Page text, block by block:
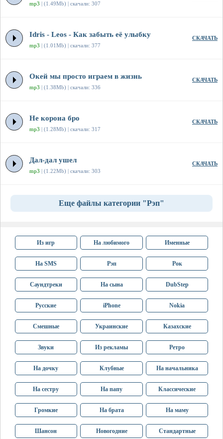
mp3 | (1.49Mb) | скачали: 307
Idris - Leos - Как забыть её улыбку
mp3 | (1.01Mb) | скачали: 377
СКАЧАТЬ
Окей мы просто играем в жизнь
mp3 | (1.38Mb) | скачали: 336
СКАЧАТЬ
Не корона бро
mp3 | (1.28Mb) | скачали: 317
СКАЧАТЬ
Дал-дал ушел
mp3 | (1.22Mb) | скачали: 303
СКАЧАТЬ
Еще файлы категории "Рэп"
Из игр На любимого Именные
На SMS Рэп Рок
Саундтреки На сына DubStep
Русские iPhone Nokia
Смешные Украинские Казахские
Звуки Из рекламы Ретро
На дочку Клубные На начальника
На сестру На папу Классические
Громкие На брата На маму
Шансон Новогодние Стандартные